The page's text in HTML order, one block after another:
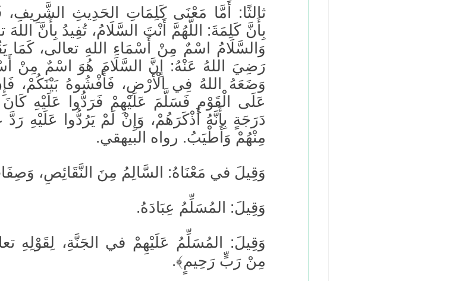
ثالثًا: أَمَّا مَعْنَى كَلِمَاتِ الحَدِيثِ الشَّرِيفِ،
بِأَنَّ كَلِمَةَ: اللَّهُمَّ أَنْتَ السَّلَامُ، تُفِيدُ بِأَنَّ اللهَ
وَالسَّلَامُ اسْمٌ مِنْ أَسْمَاءِ اللهِ تعالى، كَمَا
رَضِيَ اللهُ عَنْهُ: إِنَّ السَّلَامَ هُوَ اسْمٌ مِنْ
وَضَعَهُ اللهُ فِي الْأَرْضِ، فَأَفْشُوهُ بَيْنَكُمْ،
عَلَى الْقَوْمِ فَسَلَّمَ عَلَيْهِمْ فَرَدُّوا عَلَيْهِ
دَرَجَةٍ بِأَنَّهُ أَذْكَرَهُمْ، وَإِنْ لَمْ يَرُدُّوا عَلَيْهِ
مِنْهُمْ وَأَطْيَبُ. رواه البيهقي.
وَقِيلَ في مَعْنَاهُ: السَّالِمُ مِنَ النَّقَائِصِ،
وَقِيلَ: المُسَلِّمُ عِبَادَهُ.
وَقِيلَ: المُسَلِّمُ عَلَيْهِمْ في الجَنَّةِ، لِقَوْلِهِ
مِنْ رَبٍّ رَحِيمٍ﴾.